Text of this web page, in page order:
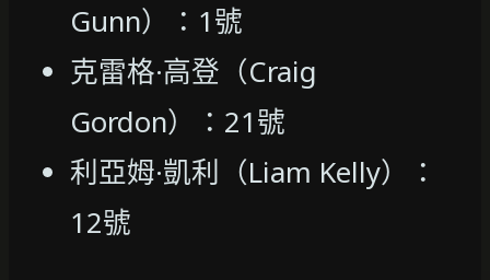
Gunn）：1號
克雷格·高登（Craig
Gordon）：21號
利亞姆·凱利（Liam Kelly）：
12號